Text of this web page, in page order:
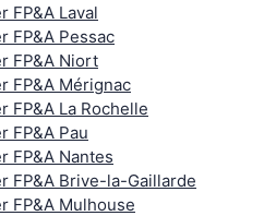
FP&A Laval
FP&A Pessac
FP&A Niort
FP&A Mérignac
FP&A La Rochelle
FP&A Pau
FP&A Nantes
FP&A Brive-la-Gaillarde
FP&A Mulhouse